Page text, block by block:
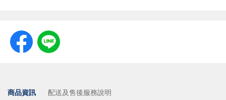
商品資訊 配送及售後服務說明